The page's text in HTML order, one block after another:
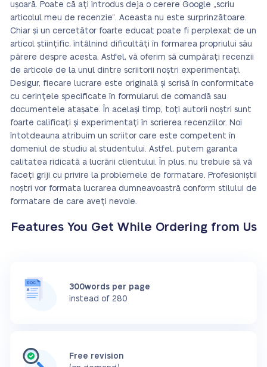
ușoară. Poate că ați introdus deja o cerere Google „scriu
articolul meu de recenzie”. Aceasta nu este surprinzătoare.
Chiar și un cercetător foarte educat poate fi perplexat de un
articol științific, întâlnind dificultăți în formarea propriului său
părere despre acesta. Astfel, vă oferim să cumpărați recenzii
de articole de la unul dintre scriitorii noștri experimentați.
Desigur, fiecare lucrare este originală și scrisă în conformitate
cu cerințele specificate în formularul de comandă sau
documentele atașate. În același timp, toți autorii noștri sunt
foarte calificați și experimentați în scrierea recenziilor. Noi
întotdeauna atribuim un scriitor care este competent în
domeniul de studiu al studentului. Astfel, putem garanta
calitatea ridicată a lucrării clientului. În plus, nu trebuie să vă
faceți griji cu privire la problemele de formatare. Profesioniștii
noștri vor formata lucrarea dumneavoastră conform stilului de
formatare de care aveți nevoie.
Features You Get While Ordering from Us
300words per page
instead of 280
Free revision